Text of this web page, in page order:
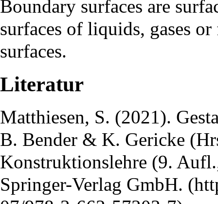
Boundary surfaces are
surfaces of liquids, gases
surfaces.
Literatur
Matthiesen, S. (2021).
B. Bender & K. Gericke
Konstruktionslehre (9.
Springer-Verlag GmbH.